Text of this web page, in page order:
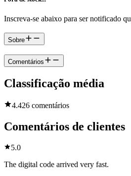
Inscreva-se abaixo para ser notificado
Sobre
Comentários
Classificação média
4.426 comentários
Comentários de clientes
5.0
The digital code arrived very fast.